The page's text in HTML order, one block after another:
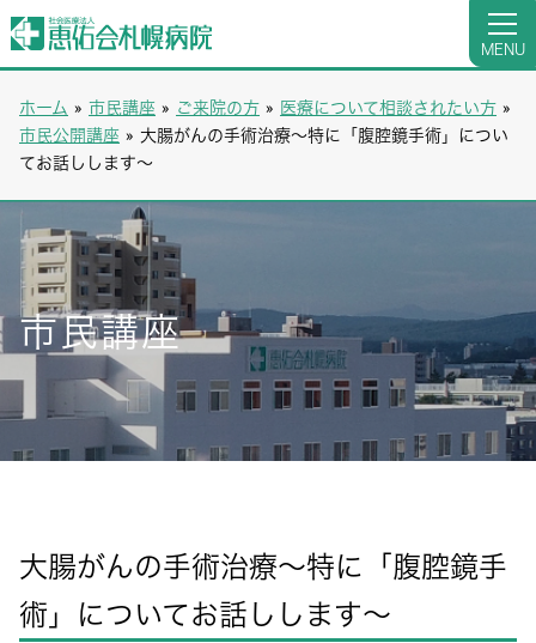
MENU
ホーム » 市民講座 » ご来院の方 » 医療について相談されたい方 »
市民公開講座 » 大腸がんの手術治療～特に「腹腔鏡手術」につい
てお話しします～
市民講座
大腸がんの手術治療～特に「腹腔鏡手
術」についてお話しします～